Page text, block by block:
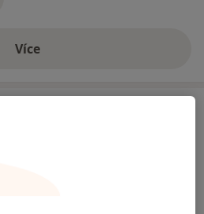
Víceo zkušenostech